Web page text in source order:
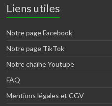
Liens utiles
Notre page Facebook
Notre page TikTok
Notre chaîne Youtube
FAQ
Mentions légales et CGV